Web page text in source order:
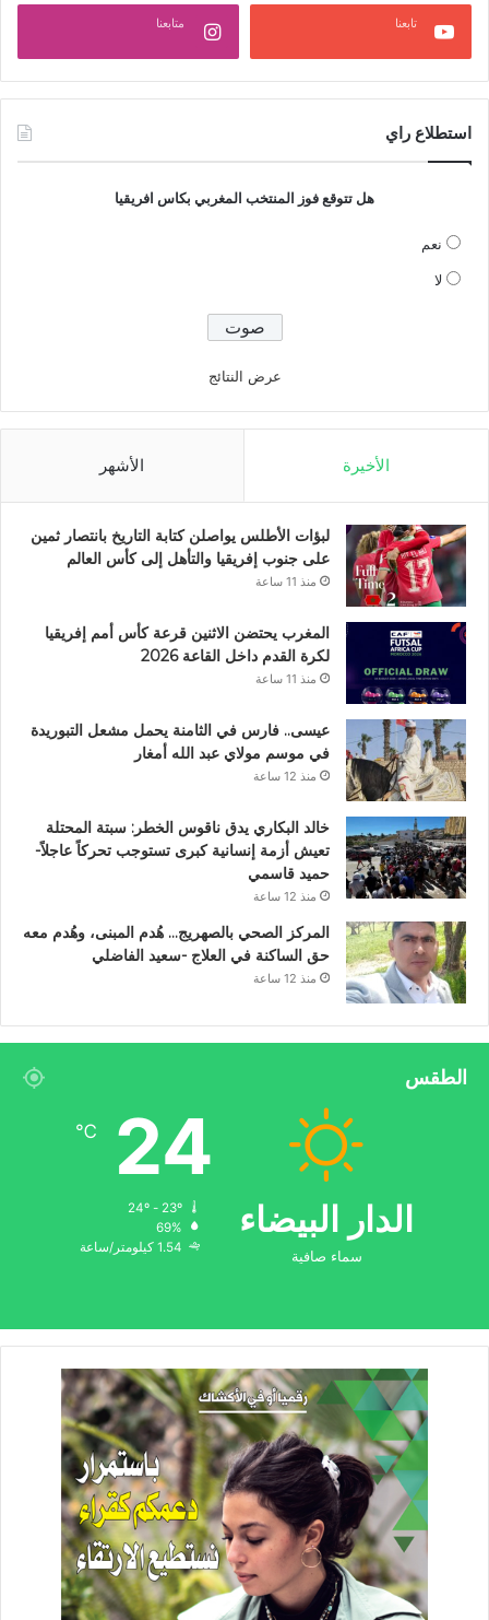
تابعنا متابعنا
استطلاع راي
هل تتوقع فوز المنتخب المغربي بكاس افريقيا
نعم
لا
عرض النتائج
الأخيرة الأشهر
لبؤات الأطلس يواصلن كتابة التاريخ بانتصار ثمين
على جنوب إفريقيا والتأهل إلى كأس العالم
منذ 11 ساعة
المغرب يحتضن الاثنين قرعة كأس أمم إفريقيا
لكرة القدم داخل القاعة 2026
منذ 11 ساعة
عيسى.. فارس في الثامنة يحمل مشعل التبوريدة
في موسم مولاي عبد الله أمغار
منذ 12 ساعة
خالد البكاري يدق ناقوس الخطر: سبتة المحتلة
تعيش أزمة إنسانية كبرى تستوجب تحركاً عاجلاً-
حميد قاسمي
منذ 12 ساعة
المركز الصحي بالصهريج… هُدم المبنى، وهُدم معه
حق الساكنة في العلاج -سعيد الفاضلي
منذ 12 ساعة
الطقس
الدار البيضاء
سماء صافية
24
℃
69%
1.54 كيلومتر/ساعة